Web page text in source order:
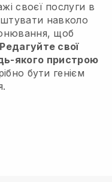
своєї послуги в
навколо
щоб
Редагуйте свої
якого пристрою
бути генієм